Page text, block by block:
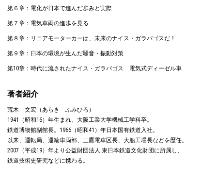
第６章：電化が日本で進んだ歩みと実際
第７章：電気車両の進歩を見る
第８章：リニアモーターカーは、未来のナイス・ガラパゴスだ！
第９章：日本の環境が生んだ騒音・振動対策
第10章：時代に流されたナイス・ガラパゴス 電気式ディーゼル車
著者紹介
荒木 文宏（あらき ふみひろ）
1941（昭和16）年生まれ、大阪工業大学機械工学科卒。
鉄道博物館副館長。1966（昭和41）年日本国有鉄道入社。
以来、運転局、運輸車両部、三鷹電車区長、大船工場長などを歴任。
2007（平成19）年より公益財団法人 東日本鉄道文化財団に所属し、
鉄道技術史研究などに携わる。